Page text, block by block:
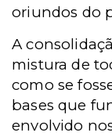
oriundos do
A
mistura de
como se
bases que
envolvido